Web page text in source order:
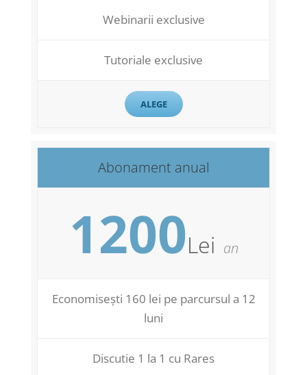
Webinarii exclusive
Tutoriale exclusive
ALEGE
Abonament anual
1200Lei an
Economisești 160 lei pe parcursul a 12
luni
Discutie 1 la 1 cu Rares